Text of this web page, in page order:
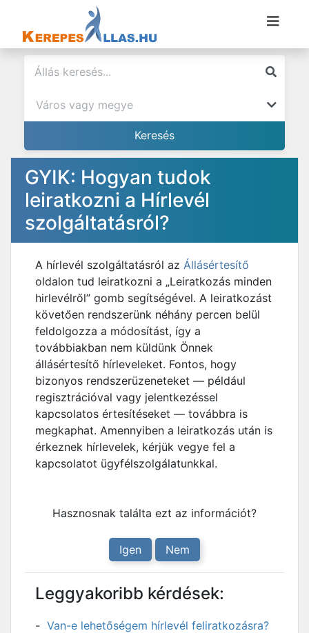
GYIK: Hogyan tudok
leiratkozni a Hírlevél
szolgáltatásról?
A hírlevél szolgáltatásról az Állásértesítő
oldalon tud leiratkozni a „Leiratkozás minden
hirlevélről” gomb segítségével. A leiratkozást
követően rendszerünk néhány percen belül
feldolgozza a módosítást, így a
továbbiakban nem küldünk Önnek
állásértesítő hírleveleket. Fontos, hogy
bizonyos rendszerüzeneteket — például
regisztrációval vagy jelentkezéssel
kapcsolatos értesítéseket — továbbra is
megkaphat. Amennyiben a leiratkozás után is
érkeznek hírlevelek, kérjük vegye fel a
kapcsolatot ügyfélszolgálatunkkal.
Hasznosnak találta ezt az információt?
Igen Nem
Leggyakoribb kérdések:
Van-e lehetőségem hírlevél feliratkozásra?